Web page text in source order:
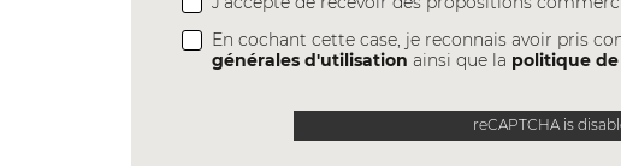
En cochant cette case, je reconnais avoir pris
générales d'utilisation ainsi que la politique
reCAPTCHA is